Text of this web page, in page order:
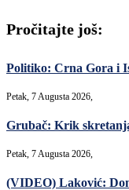
Pročitajte još:
Politiko: Crna Gora i
Petak, 7 Augusta 2026,
Grubač: Krik
Petak, 7 Augusta 2026,
(VIDEO) Laković: